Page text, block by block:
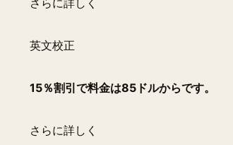
英文校正
15％割引で料金は85ドルからです。
さらに詳しく